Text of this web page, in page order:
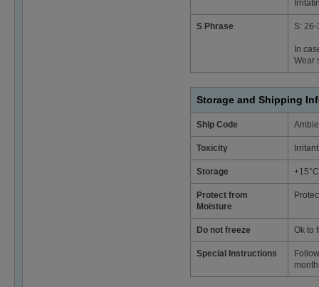
S Phrase S: 26-
In
Wear
Storage and Shipping
Ship Code
Toxicity Irritant
Storage
Protect from
Moisture
Do not freeze Ok to
Special Instructions